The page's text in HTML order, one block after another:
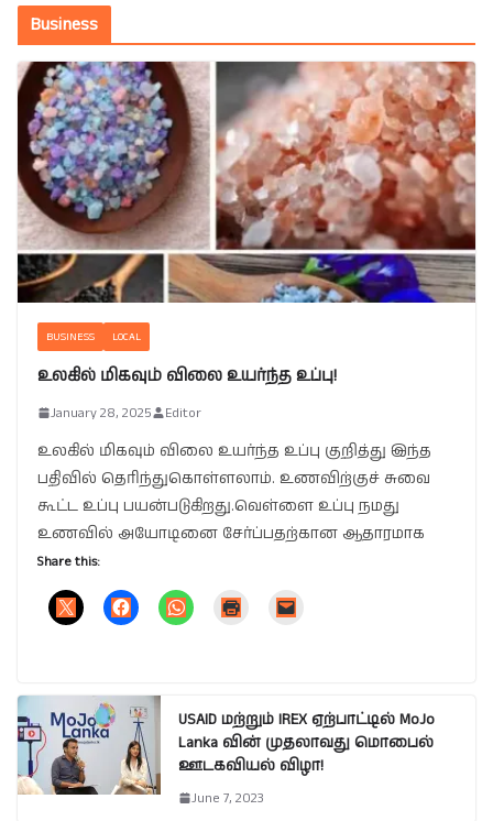
Business
BUSINESS LOCAL
உலகில் மிகவும் விலை உயர்ந்த உப்பு!
January 28, 2025 Editor
உலகில் மிகவும் விலை உயர்ந்த உப்பு குறித்து இந்த
பதிவில் தெரிந்துகொள்ளலாம். உணவிற்குச் சுவை
கூட்ட உப்பு பயன்படுகிறது.வெள்ளை உப்பு நமது
உணவில் அயோடினை சேர்ப்பதற்கான ஆதாரமாக
Share this:
USAID மற்றும் IREX ஏற்பாட்டில் MoJo
Lanka வின் முதலாவது மொபைல்
ஊடகவியல் விழா!
June 7, 2023